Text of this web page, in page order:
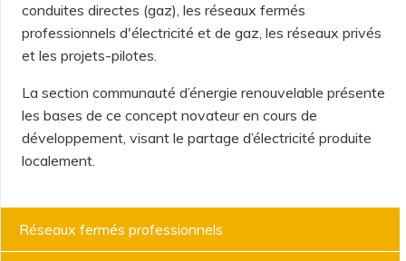
conduites directes (gaz), les réseaux fermés
professionnels d'électricité et de gaz, les réseaux privés
et les projets-pilotes.
La section communauté d’énergie renouvelable présente
les bases de ce concept novateur en cours de
développement, visant le partage d’électricité produite
localement.
Acteurs
Réseaux fermés professionnels